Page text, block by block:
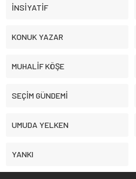
İNSİYATİF
KONUK YAZAR
MUHALİF KÖŞE
SEÇİM GÜNDEMİ
UMUDA YELKEN
YANKI